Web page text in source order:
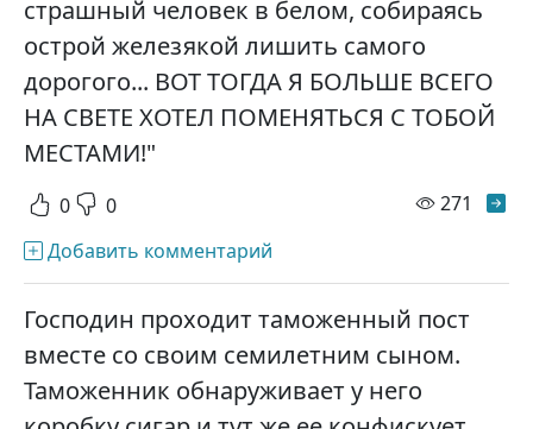
страшный человек в белом, собираясь
острой железякой лишить самого
дорогого... ВОТ ТОГДА Я БОЛЬШЕ ВСЕГО
НА СВЕТЕ ХОТЕЛ ПОМЕНЯТЬСЯ С ТОБОЙ
МЕСТАМИ!"
0 0 271
Добавить комментарий
Господин проходит таможенный пост
вместе со своим семилетним сыном.
Таможенник обнаруживает у него